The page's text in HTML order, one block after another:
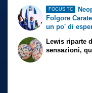
FOCUS TC
Folgore
un po' di
Lewis riparte
sensazioni,